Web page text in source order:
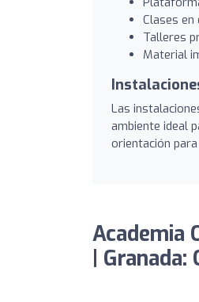
Clases
Talleres
Material
Las
ambiente ideal
orientación
Academia
| Granada: